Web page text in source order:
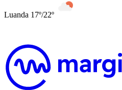
Luanda 17º/22º